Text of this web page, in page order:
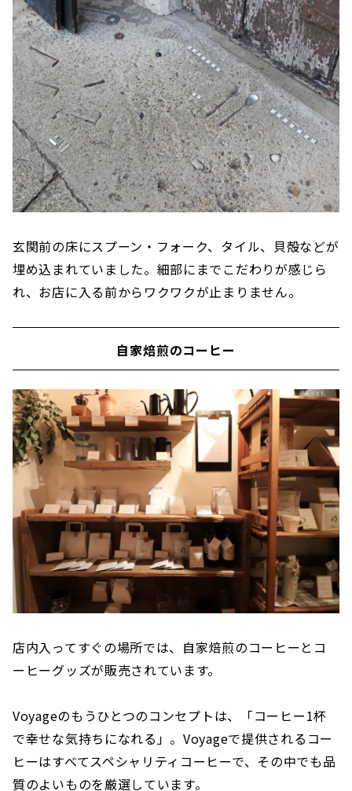
玄関前の床にスプーン・フォーク、タイル、貝殻などが
埋め込まれていました。細部にまでこだわりが感じら
れ、お店に入る前からワクワクが止まりません。
自家焙煎のコーヒー
店内入ってすぐの場所では、自家焙煎のコーヒーとコ
ーヒーグッズが販売されています。
Voyageのもうひとつのコンセプトは、「コーヒー1杯
で幸せな気持ちになれる」。Voyageで提供されるコー
ヒーはすべてスペシャリティコーヒーで、その中でも品
質のよいものを厳選しています。